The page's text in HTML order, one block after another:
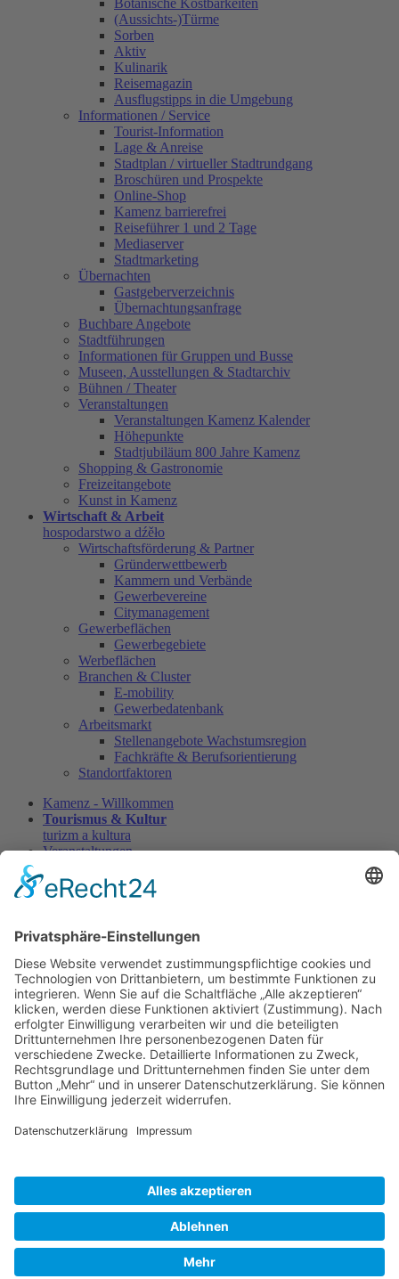
Botanische Kostbarkeiten
(Aussichts-)Türme
Sorben
Aktiv
Kulinarik
Reisemagazin
Ausflugstipps in die Umgebung
Informationen / Service
Tourist-Information
Lage & Anreise
Stadtplan / virtueller Stadtrundgang
Broschüren und Prospekte
Online-Shop
Kamenz barrierefrei
Reiseführer 1 und 2 Tage
Mediaserver
Stadtmarketing
Übernachten
Gastgeberverzeichnis
Übernachtungsanfrage
Buchbare Angebote
Stadtführungen
Informationen für Gruppen und Busse
Museen, Ausstellungen & Stadtarchiv
Bühnen / Theater
Veranstaltungen
Veranstaltungen Kamenz Kalender
Höhepunkte
Stadtjubiläum 800 Jahre Kamenz
Shopping & Gastronomie
Freizeitangebote
Kunst in Kamenz
Wirtschaft & Arbeit
hospodarstwo a dźěło
Wirtschaftsförderung & Partner
Gründerwettbewerb
Kammern und Verbände
Gewerbevereine
Citymanagement
Gewerbeflächen
Gewerbegebiete
Werbeflächen
Branchen & Cluster
E-mobility
Gewerbedatenbank
Arbeitsmarkt
Stellenangebote Wachstumsregion
Fachkräfte & Berufsorientierung
Standortfaktoren
Kamenz - Willkommen
Tourismus & Kultur
turizm a kultura
Veranstaltungen
Veranstaltung Kamenz ausfuehrlich
Ort: Ortsteil Deutschbaselitz
800 Jahre Deutschbaselitz
Alle Infos unter:https://deutschbaselitz.de/event/800-jahre-
deutschbaselitz/
Zurück
»facebook.com/kamenz.news »facebook.com/rathaus.kamenz
»facebook.com/Kamenz.Tourismus
»instagramm.com/kamenz_tourismus
»Kontakt
»Elektronische Kommunikation
»Datenschutz